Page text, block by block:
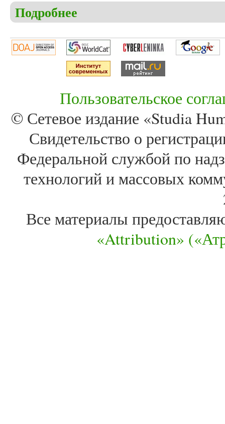
Подробнее
Пользовательское
© Сетевое издание «Studia
Свидетельство о
Федеральной службой по
технологий и массовых
Все материалы
«Attribution»